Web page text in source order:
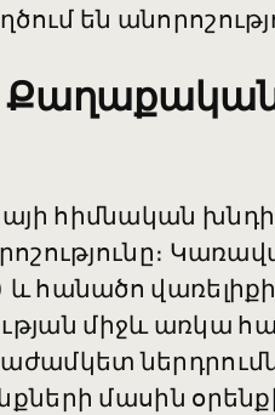
են
հիմնական
և հանածո
միջև առկա
մասին